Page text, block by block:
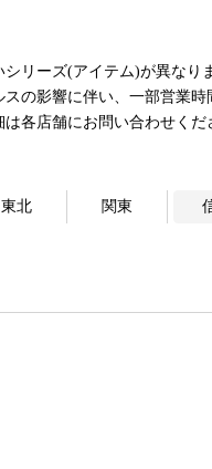
リーズ(アイテム)が異なり
の影響に伴い、一部営業時
各店舗にお問い合わせくだ
東北 関東